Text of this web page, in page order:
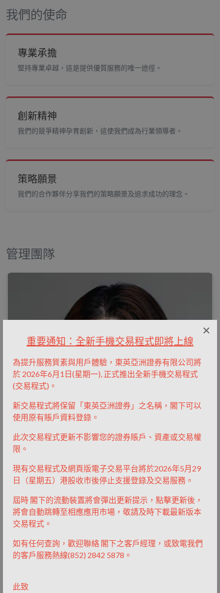
重要通知：全新手機交易程式即將上線
為提升服務質素與用戶體驗，東英亞洲證券有限公司將
於 2026年6月1日(星期一), 正式推出全新手機交易程式
(交易程式)。
新交易程式將保留「東英亞洲證券」之名稱，閣下可以
使用原有賬戶資料登錄。
此次交易程式更新不影響您的證券賬戶、資產或交易權
限。
現有交易程式及網頁版電子交易平台將於2026年5月29
日（星期五）港股收市後停止支援登錄及交易服務。
屆時 閣下的流動裝置將會彈出更新提示，點擊更新後，
將會自動跳轉至相應應用市場，敬請及時下載最新版本
交易程式。
如有任何查詢，歡迎聯絡 閣下之客戶經理，或致電我們
的客戶服務熱線(852) 2842 5878。
此致
×
我們的使命
專業承擔
堅持專業卓越，這是提供優質服務的唯一途徑。
創新精神
我們的競爭精神孕育創新，這使我們成為行業領導者。
策略願景
我們的合作夥伴分享我們的策略願景及追求成功的理念。
管理團隊
張濟融女士
首席合夥人
擁有13年金融及法律經驗。專長於證券、私募股權及結構性融